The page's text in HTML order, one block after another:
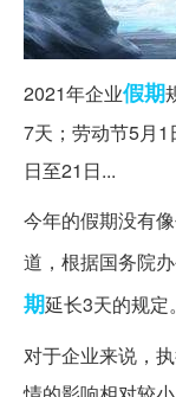
2021年企业假期
7天；劳动节5月
日至21日...
今年的假期没有
道，根据国务院
期延长3天的规定。
对于企业来说，